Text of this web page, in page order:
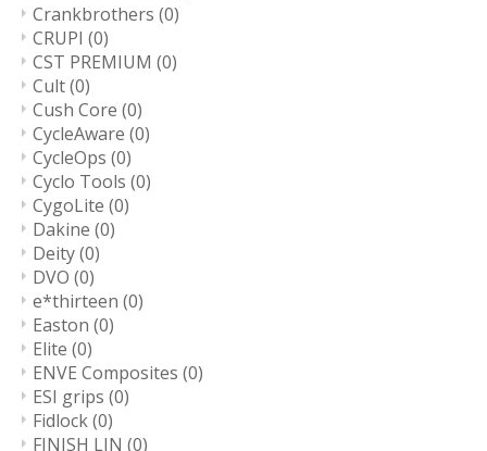
Crankbrothers (0)
CRUPI (0)
CST PREMIUM (0)
Cult(0)
Cush Core (0)
CycleAware (0)
CycleOps (0)
Cyclo Tools (0)
CygoLite (0)
Dakine (0)
Deity(0)
DVO (0)
e*thirteen (0)
Easton (0)
Elite (0)
ENVE Composites (0)
ESI grips (0)
Fidlock(0)
FINISH LIN (0)